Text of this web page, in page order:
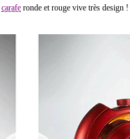
carafe ronde et rouge vive très design !